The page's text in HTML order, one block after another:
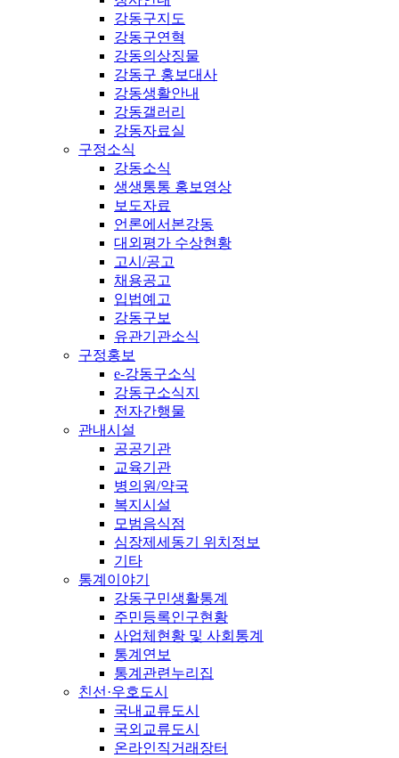
강동구지도
강동구연혁
강동의상징물
강동구 홍보대사
강동생활안내
강동갤러리
강동자료실
구정소식
강동소식
생생통통 홍보영상
보도자료
언론에서본강동
대외평가 수상현황
고시/공고
채용공고
입법예고
강동구보
유관기관소식
구정홍보
e-강동구소식
강동구소식지
전자간행물
관내시설
공공기관
교육기관
병의원/약국
복지시설
모범음식점
심장제세동기 위치정보
기타
통계이야기
강동구민생활통계
주민등록인구현황
사업체현황 및 사회통계
통계연보
통계관련누리집
친선·우호도시
국내교류도시
국외교류도시
온라인직거래장터